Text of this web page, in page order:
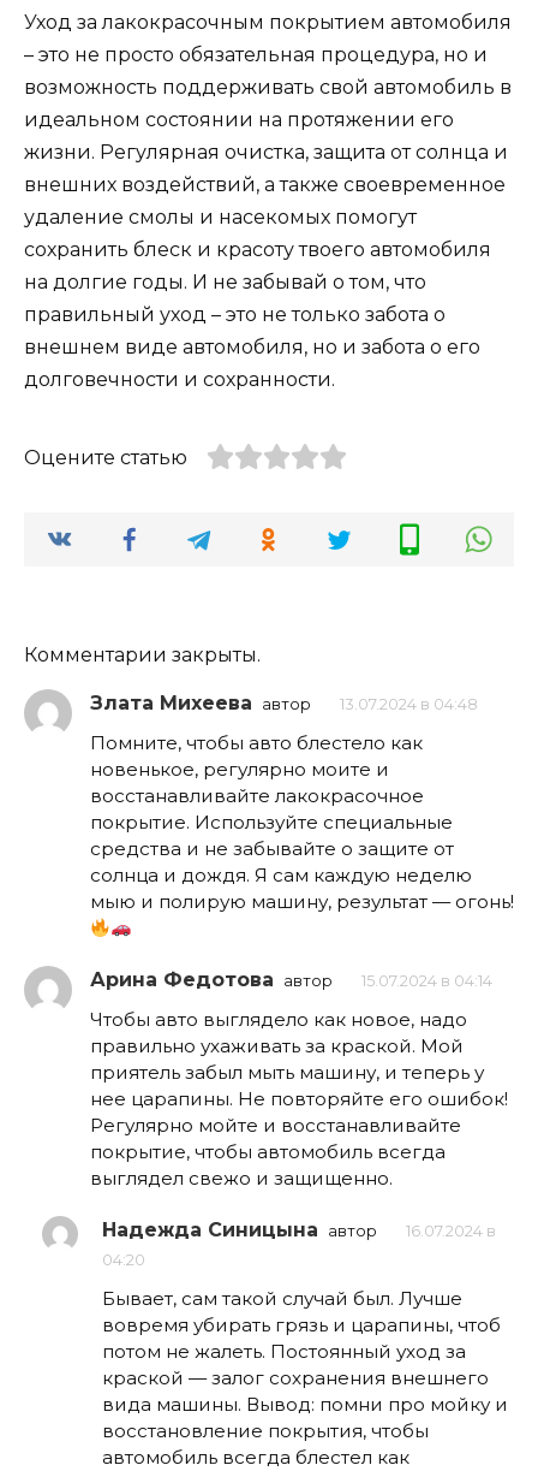
Уход за лакокрасочным покрытием автомобиля
– это не просто обязательная процедура, но и
возможность поддерживать свой автомобиль в
идеальном состоянии на протяжении его
жизни. Регулярная очистка, защита от солнца и
внешних воздействий, а также своевременное
удаление смолы и насекомых помогут
сохранить блеск и красоту твоего автомобиля
на долгие годы. И не забывай о том, что
правильный уход – это не только забота о
внешнем виде автомобиля, но и забота о его
долговечности и сохранности.
Оцените статью
Комментарии закрыты.
Злата Михеева автор 13.07.2024 в 04:48
Помните, чтобы авто блестело как
новенькое, регулярно моите и
восстанавливайте лакокрасочное
покрытие. Используйте специальные
средства и не забывайте о защите от
солнца и дождя. Я сам каждую неделю
мыю и полирую машину, результат — огонь!
Арина Федотова автор 15.07.2024 в 04:14
Чтобы авто выглядело как новое, надо
правильно ухаживать за краской. Мой
приятель забыл мыть машину, и теперь у
нее царапины. Не повторяйте его ошибок!
Регулярно мойте и восстанавливайте
покрытие, чтобы автомобиль всегда
выглядел свежо и защищенно.
Надежда Синицына автор
16.07.2024 в
04:20
Бывает, сам такой случай был. Лучше
вовремя убирать грязь и царапины, чтоб
потом не жалеть. Постоянный уход за
краской — залог сохранения внешнего
вида машины. Вывод: помни про мойку и
восстановление покрытия, чтобы
автомобиль всегда блестел как